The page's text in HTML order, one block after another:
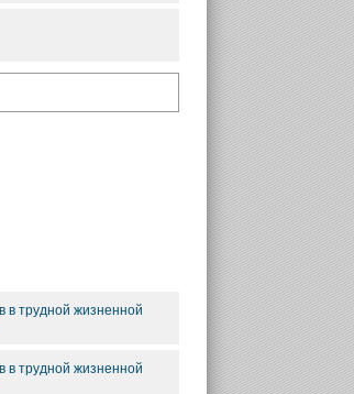
в трудной жизненной
в трудной жизненной